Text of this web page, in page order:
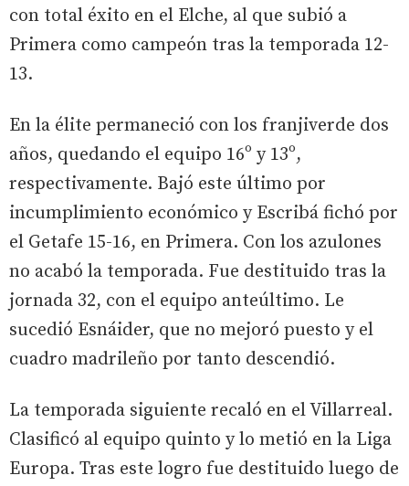
con total éxito en el Elche, al que subió a
Primera como campeón tras la temporada 12-
13.
En la élite permaneció con los franjiverde dos
años, quedando el equipo 16º y 13º,
respectivamente. Bajó este último por
incumplimiento económico y Escribá fichó por
el Getafe 15-16, en Primera. Con los azulones
no acabó la temporada. Fue destituido tras la
jornada 32, con el equipo anteúltimo. Le
sucedió Esnáider, que no mejoró puesto y el
cuadro madrileño por tanto descendió.
La temporada siguiente recaló en el Villarreal.
Clasificó al equipo quinto y lo metió en la Liga
Europa. Tras este logro fue destituido luego de